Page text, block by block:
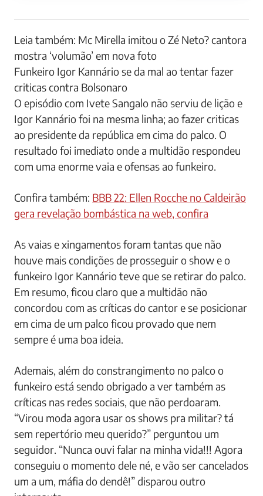
Leia também: Mc Mirella imitou o Zé Neto? cantora
mostra ‘volumão’ em nova foto
Funkeiro Igor Kannário se da mal ao tentar fazer
criticas contra Bolsonaro
O episódio com Ivete Sangalo não serviu de lição e
Igor Kannário foi na mesma linha; ao fazer criticas
ao presidente da república em cima do palco. O
resultado foi imediato onde a multidão respondeu
com uma enorme vaia e ofensas ao funkeiro.
Confira também: BBB 22: Ellen Rocche no Caldeirão
gera revelação bombástica na web, confira
As vaias e xingamentos foram tantas que não
houve mais condições de prosseguir o show e o
funkeiro Igor Kannário teve que se retirar do palco.
Em resumo, ficou claro que a multidão não
concordou com as críticas do cantor e se posicionar
em cima de um palco ficou provado que nem
sempre é uma boa ideia.
Ademais, além do constrangimento no palco o
funkeiro está sendo obrigado a ver também as
críticas nas redes sociais, que não perdoaram.
“Virou moda agora usar os shows pra militar? tá
sem repertório meu querido?” perguntou um
seguidor. “Nunca ouvi falar na minha vida!!! Agora
conseguiu o momento dele né, e vão ser cancelados
um a um, máfia do dendê!” disparou outro